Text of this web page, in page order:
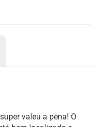
valeu a pena! O